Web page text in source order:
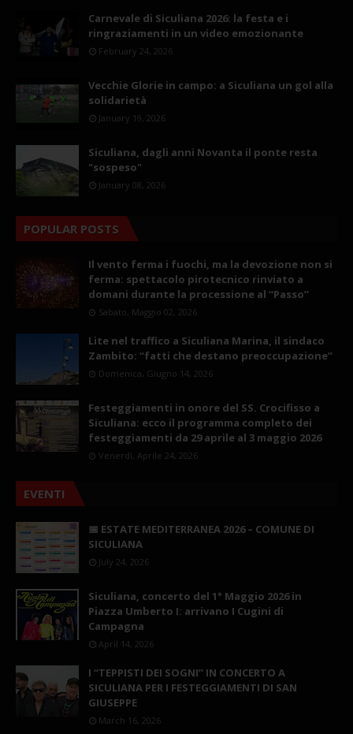
Carnevale di Siculiana 2026: la festa e i
ringraziamenti in un video emozionante
February 24, 2026
Vecchie Glorie in campo: a Siculiana un gol alla
solidarietà
January 19, 2026
Siculiana, dagli anni Novanta il ponte resta
"sospeso"
January 08, 2026
POPULAR POSTS
Il vento ferma i fuochi, ma la devozione non si
ferma: spettacolo pirotecnico rinviato a
domani durante la processione al “Passo”
Sabato, Maggio 02, 2026
Lite nel traffico a Siculiana Marina, il sindaco
Zambito: “fatti che destano preoccupazione”
Domenica, Giugno 14, 2026
Festeggiamenti in onore del SS. Crocifisso a
Siculiana: ecco il programma completo dei
festeggiamenti da 29 aprile al 3 maggio 2026
Venerdì, Aprile 24, 2026
EVENTI
📅 ESTATE MEDITERRANEA 2026 – COMUNE DI
SICULIANA
July 24, 2026
Siculiana, concerto del 1° Maggio 2026 in
Piazza Umberto I: arrivano I Cugini di
Campagna
April 14, 2026
I “TEPPISTI DEI SOGNI” IN CONCERTO A
SICULIANA PER I FESTEGGIAMENTI DI SAN
GIUSEPPE
March 16, 2026